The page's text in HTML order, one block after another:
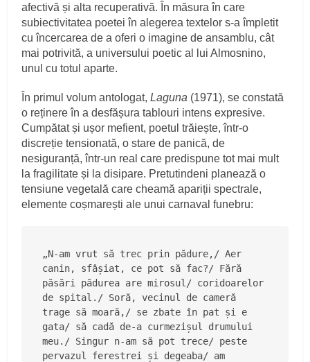
afectivă și alta recuperativă. În măsura în care
subiectivitatea poetei în alegerea textelor s-a împletit
cu încercarea de a oferi o imagine de ansamblu, cât
mai potrivită, a universului poetic al lui Almosnino,
unul cu totul aparte.
În primul volum antologat,Laguna (1971), se constată
o reținere în a desfășura tablouri intens expresive.
Cumpătat și ușor mefient, poetul trăiește, într-o
discreție tensionată, o stare de panică, de
nesiguranță, într-un real care predispune tot mai mult
la fragilitate și la disipare. Pretutindeni planează o
tensiune vegetală care cheamă apariții spectrale,
elemente coșmarești ale unui carnaval funebru:
„N-am vrut să trec prin pădure,/ Aer
canin, sfâșiat, ce pot să fac?/ Fără
păsări pădurea are mirosul/ coridoarelor
de spital./ Soră, vecinul de cameră
trage să moară,/ se zbate în pat și e
gata/ să cadă de-a curmezișul drumului
meu./ Singur n-am să pot trece/ peste
pervazul ferestrei și degeaba/ am